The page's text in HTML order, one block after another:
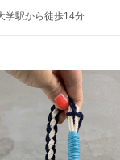
学駅から徒歩14分